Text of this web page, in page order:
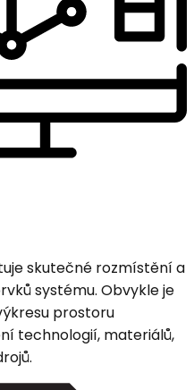
skutečné rozmístění a
systému. Obvykle je
prostoru
technologií, materiálů,